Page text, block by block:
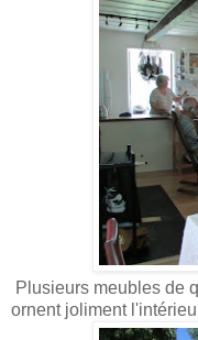
Plusieurs meubles de
ornent joliment